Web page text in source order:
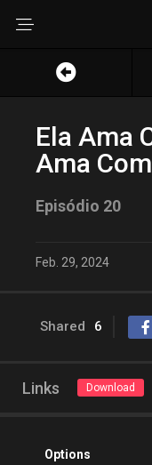
Ela Ama
Ama
Episódio 20
Feb. 29, 2024
Shared 6
Links Download
Options